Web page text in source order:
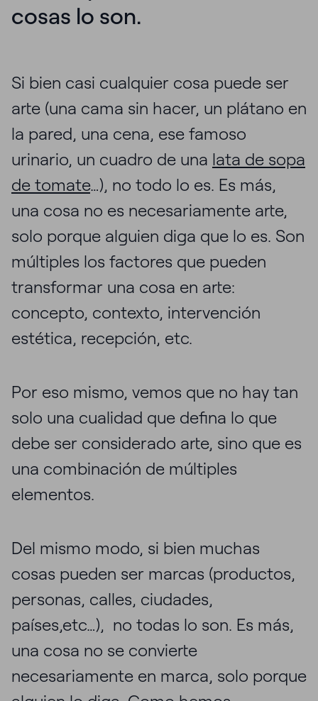
cosas lo son.
Si bien casi cualquier cosa puede ser
arte (una cama sin hacer, un plátano en
la pared, una cena, ese famoso
urinario, un cuadro de una lata de sopa
de tomate…), no todo lo es. Es más,
una cosa no es necesariamente arte,
solo porque alguien diga que lo es. Son
múltiples los factores que pueden
transformar una cosa en arte:
concepto, contexto, intervención
estética, recepción, etc.
Por eso mismo, vemos que no hay tan
solo una cualidad que defina lo que
debe ser considerado arte, sino que es
una combinación de múltiples
elementos.
Del mismo modo, si bien muchas
cosas pueden ser marcas (productos,
personas, calles, ciudades,
países,etc…), no todas lo son. Es más,
una cosa no se convierte
necesariamente en marca, solo porque